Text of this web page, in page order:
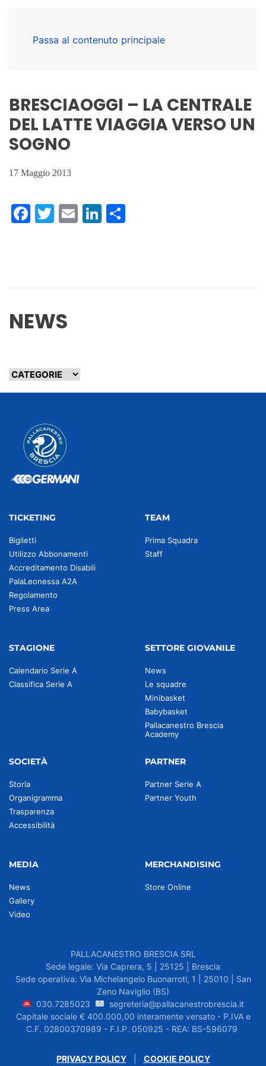
Passa al contenuto principale
BRESCIAOGGI – LA CENTRALE
DEL LATTE VIAGGIA VERSO UN
SOGNO
17 Maggio 2013
Facebook
Twitter
EmailLinkedIn
NEWS
TICKETING
Biglietti
Utilizzo Abbonamenti
Accreditamento Disabili
PalaLeonessa A2A
Regolamento
Press Area
TEAM
Prima Squadra
Staff
STAGIONE
Calendario Serie A
Classifica Serie A
SETTORE GIOVANILE
News
Le squadre
Minibasket
Babybasket
Pallacanestro Brescia
Academy
SOCIETÀ
Storia
Organigramma
Trasparenza
Accessibilità
PARTNER
Partner Serie A
Partner Youth
MEDIA
News
Gallery
Video
MERCHANDISING
Store Online
PALLACANESTRO BRESCIA SRL
Sede legale: Via Caprera, 5 | 25125 | Brescia
Sede operativa: Via Michelangelo Buonarroti, 1 | 25010 | San
Zeno Naviglio (BS)
030.7285023
segreteria@pallacanestrobrescia.it
Capitale sociale € 400.000,00 interamente versato - P.IVA e
C.F. 02800370989 - F.I.P. 050925 - REA: BS-596079
PRIVACY POLICY| COOKIE POLICY